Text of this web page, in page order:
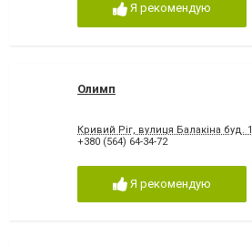
Я рекомендую
Олимп
Кривий Ріг, вулиця Балакіна буд. 1
+380 (564) 64-34-72
Я рекомендую